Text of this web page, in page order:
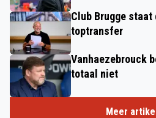
Club Brugge
toptransfer
Vanhaezebrouck
totaal niet
Meer